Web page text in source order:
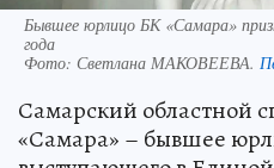
Бывшее юрлицо БК «Самара»
года
Фото: Светлана МАКОВЕЕВА.
Самарский областной
«Самара» – бывшее